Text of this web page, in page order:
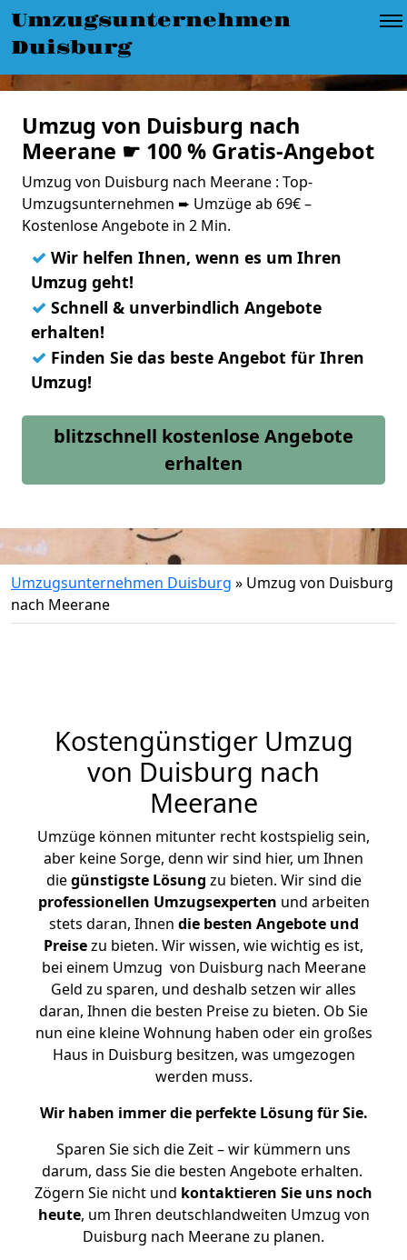
Umzugsunternehmen
Duisburg
Umzug von Duisburg nach
Meerane ☛ 100 % Gratis-Angebot
Umzug von Duisburg nach Meerane : Top-
Umzugsunternehmen ➨ Umzüge ab 69€ –
Kostenlose Angebote in 2 Min.
✓ Wir helfen Ihnen, wenn es um Ihren
Umzug geht!
✓ Schnell & unverbindlich Angebote
erhalten!
✓ Finden Sie das beste Angebot für Ihren
Umzug!
blitzschnell kostenlose Angebote
erhalten
Umzugsunternehmen Duisburg » Umzug von Duisburg
nach Meerane
Kostengünstiger Umzug
von Duisburg nach
Meerane
Umzüge können mitunter recht kostspielig sein,
aber keine Sorge, denn wir sind hier, um Ihnen
diegünstigste Lösung zu bieten. Wir sind die
professionellen Umzugsexperten und arbeiten
stets daran, Ihnen die besten Angebote und
Preisezu bieten. Wir wissen, wie wichtig es ist,
bei einem Umzug von Duisburg nach Meerane
Geld zu sparen, und deshalb setzen wir alles
daran, Ihnen die besten Preise zu bieten. Ob Sie
nun eine kleine Wohnung haben oder ein großes
Haus in Duisburg besitzen, was umgezogen
werden muss.
Wir haben immer die perfekte Lösung für Sie.
Sparen Sie sich die Zeit – wir kümmern uns
darum, dass Sie die besten Angebote erhalten.
Zögern Sie nicht und kontaktieren Sie uns noch
heute, um Ihren deutschlandweiten Umzug von
Duisburg nach Meerane zu planen.